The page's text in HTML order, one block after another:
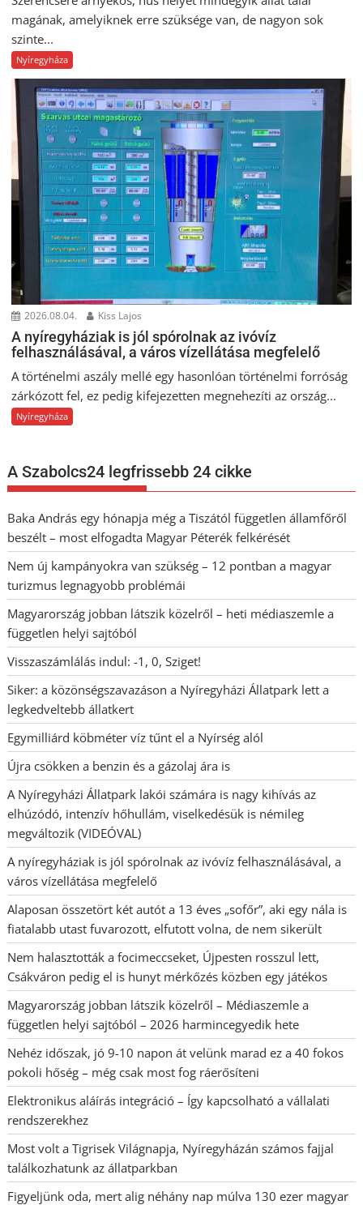
magának, amelyiknek erre szüksége van, de nagyon sok
szinte...
Nyíregyháza
2026.08.04. Kiss Lajos
A nyíregyháziak is jól spórolnak az ivóvíz
felhasználásával, a város vízellátása megfelelő
A történelmi aszály mellé egy hasonlóan történelmi forróság
zárkózott fel, ez pedig kifejezetten megnehezíti az ország...
Nyíregyháza
A Szabolcs24 legfrissebb 24 cikke
Baka András egy hónapja még a Tiszától független államfőről
beszélt – most elfogadta Magyar Péterék felkérését
Nem új kampányokra van szükség – 12 pontban a magyar
turizmus legnagyobb problémái
Magyarország jobban látszik közelről – heti médiaszemle a
független helyi sajtóból
Visszaszámlálás indul: -1, 0, Sziget!
Siker: a közönségszavazáson a Nyíregyházi Állatpark lett a
legkedveltebb állatkert
Egymilliárd köbméter víz tűnt el a Nyírség alól
Újra csökken a benzin és a gázolaj ára is
A Nyíregyházi Állatpark lakói számára is nagy kihívás az
elhúzódó, intenzív hőhullám, viselkedésük is némileg
megváltozik (VIDEÓVAL)
A nyíregyháziak is jól spórolnak az ivóvíz felhasználásával, a
város vízellátása megfelelő
Alaposan összetört két autót a 13 éves „sofőr”, aki egy nála is
fiatalabb utast fuvarozott, elfutott volna, de nem sikerült
Nem halasztották a focimeccseket, Újpesten rosszul lett,
Csákváron pedig el is hunyt mérkőzés közben egy játékos
Magyarország jobban látszik közelről – Médiaszemle a
független helyi sajtóból – 2026 harmincegyedik hete
Nehéz időszak, jó 9-10 napon át velünk marad ez a 40 fokos
pokoli hőség – még csak most fog ráerősíteni
Elektronikus aláírás integráció – Így kapcsolható a vállalati
rendszerekhez
Most volt a Tigrisek Világnapja, Nyíregyházán számos fajjal
találkozhatunk az állatparkban
Figyeljünk oda, mert alig néhány nap múlva 130 ezer magyar